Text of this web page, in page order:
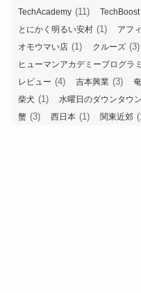
TechAcademy (11) TechBoost
とにかく明るい安村 (1) アフ
オモウマい店 (1) クルーズ (3)
ヒューマンアカデミープログラ
レビュー (4) 吉本興業 (3)
柴犬 (1) 水曜日のダウンタウン
蟹 (3) 西日本 (1) 関東近郊